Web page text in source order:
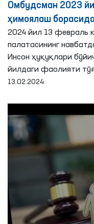
Омбудсман 2023
ҳимоялаш
оширди?
2024 йил 13 февраль
палатасининг
Инсон ҳуқуқлари
йилдаги фаолияти
13.02.2024